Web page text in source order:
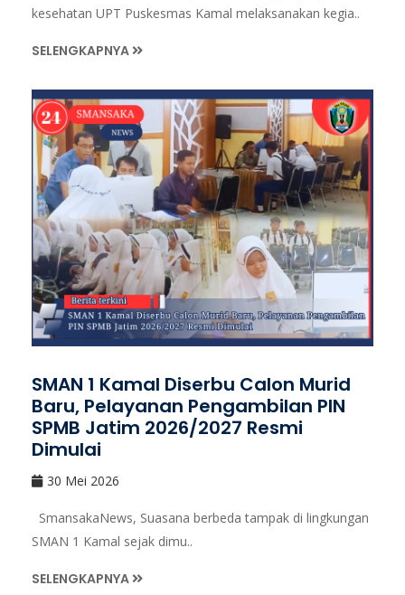
kesehatan UPT Puskesmas Kamal melaksanakan kegia..
SELENGKAPNYA
SMAN 1 Kamal Diserbu Calon Murid
Baru, Pelayanan Pengambilan PIN
SPMB Jatim 2026/2027 Resmi
Dimulai
30 Mei 2026
SmansakaNews, Suasana berbeda tampak di lingkungan
SMAN 1 Kamal sejak dimu..
SELENGKAPNYA